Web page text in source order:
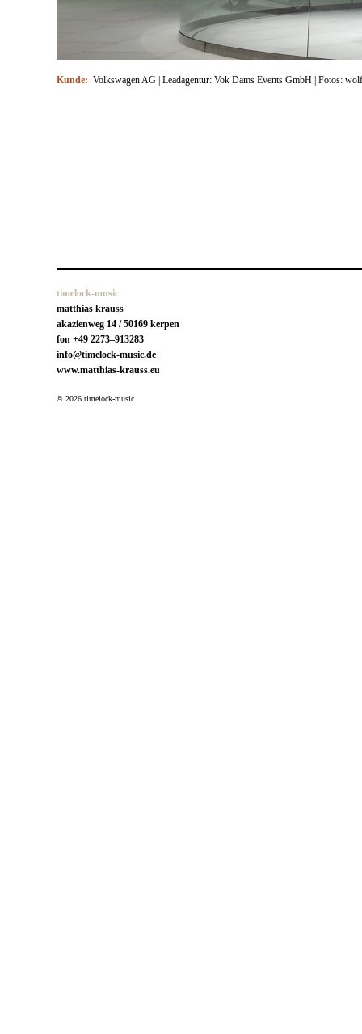
Kunde: Volkswagen AG | Leadagentur: Vok Dams Events GmbH | Fotos:
timelock-music
matthias krauss
akazienweg 14 / 50169 kerpen
fon +49 2273–913283
info@timelock-music.de
www.matthias-krauss.eu
© 2026 timelock-music